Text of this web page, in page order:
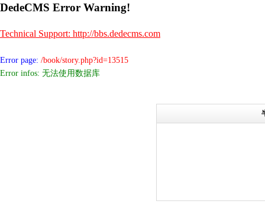
DedeCMS Error Warning!
Technical Support: http://bbs.dedecms.com
Error page: /book/story.php?id=13515
Error infos: 无法使用数据库